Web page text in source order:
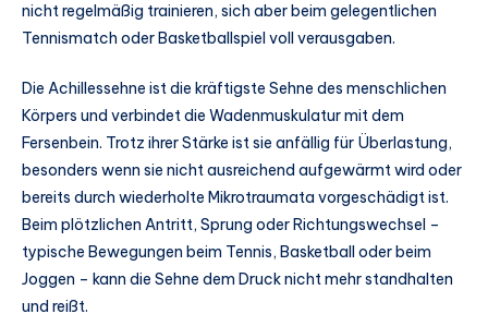
nicht regelmäßig trainieren, sich aber beim gelegentlichen
Tennismatch oder Basketballspiel voll verausgaben.
Die Achillessehne ist die kräftigste Sehne des menschlichen
Körpers und verbindet die Wadenmuskulatur mit dem
Fersenbein. Trotz ihrer Stärke ist sie anfällig für Überlastung,
besonders wenn sie nicht ausreichend aufgewärmt wird oder
bereits durch wiederholte Mikrotraumata vorgeschädigt ist.
Beim plötzlichen Antritt, Sprung oder Richtungswechsel –
typische Bewegungen beim Tennis, Basketball oder beim
Joggen – kann die Sehne dem Druck nicht mehr standhalten
und reißt.